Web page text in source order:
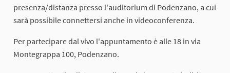
presenza/distanza presso l'auditorium di Podenzano, a cui
sarà possibile connettersi anche in videoconferenza.
Per partecipare dal vivo l'appuntamento è alle 18 in via
Montegrappa 100, Podenzano.